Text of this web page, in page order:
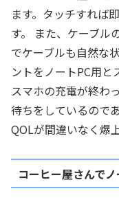
ます。タッチすれば
す。 また、ケーブル
でケーブルも自然な
ントをノートPC用と
スマホの充電が終わ
待ちをしているので
QOLが間違いなく爆
コーヒー屋さんで